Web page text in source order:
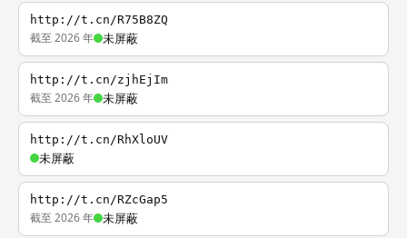
http://t.cn/R75B8ZQ
截至 2026 年 未屏蔽
http://t.cn/zjhEjIm
截至 2026 年 未屏蔽
http://t.cn/RhXloUV
未屏蔽
http://t.cn/RZcGap5
截至 2026 年 未屏蔽